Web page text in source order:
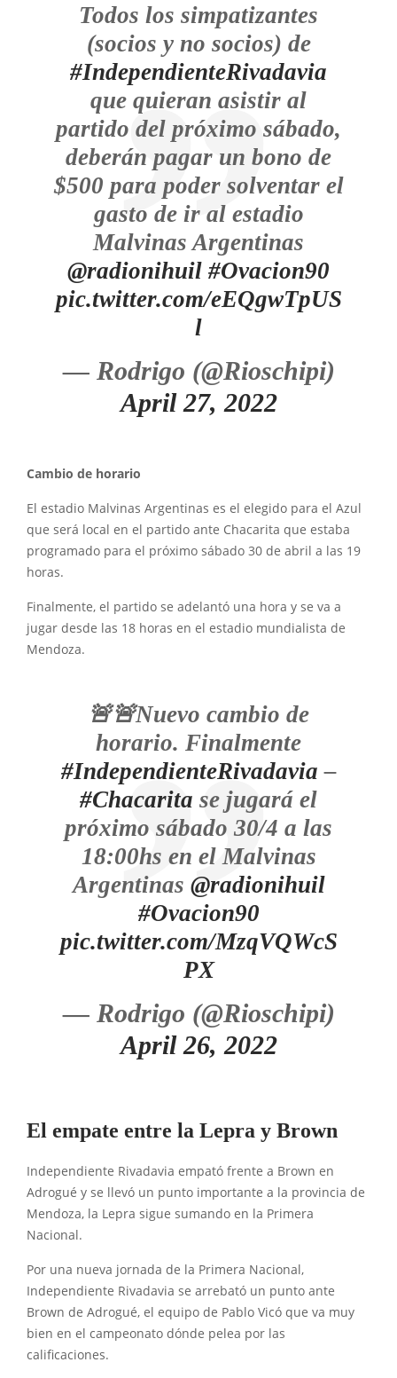
Todos los simpatizantes
(socios y no socios) de
#IndependienteRivadavia
que quieran asistir al
partido del próximo sábado,
deberán pagar un bono de
$500 para poder solventar el
gasto de ir al estadio
Malvinas Argentinas
@radionihuil #Ovacion90
pic.twitter.com/eEQgwTpUS
l
— Rodrigo (@Rioschipi)
April 27, 2022
Cambio de horario
El estadio Malvinas Argentinas es el elegido para el Azul
que será local en el partido ante Chacarita que estaba
programado para el próximo sábado 30 de abril a las 19
horas.
Finalmente, el partido se adelantó una hora y se va a
jugar desde las 18 horas en el estadio mundialista de
Mendoza.
🚨🚨Nuevo cambio de
horario. Finalmente
#IndependienteRivadavia –
#Chacarita se jugará el
próximo sábado 30/4 a las
18:00hs en el Malvinas
Argentinas @radionihuil
#Ovacion90
pic.twitter.com/MzqVQWcS
PX
— Rodrigo (@Rioschipi)
April 26, 2022
El empate entre la Lepra y Brown
Independiente Rivadavia empató frente a Brown en
Adrogué y se llevó un punto importante a la provincia de
Mendoza, la Lepra sigue sumando en la Primera
Nacional.
Por una nueva jornada de la Primera Nacional,
Independiente Rivadavia se arrebató un punto ante
Brown de Adrogué, el equipo de Pablo Vicó que va muy
bien en el campeonato dónde pelea por las
calificaciones.